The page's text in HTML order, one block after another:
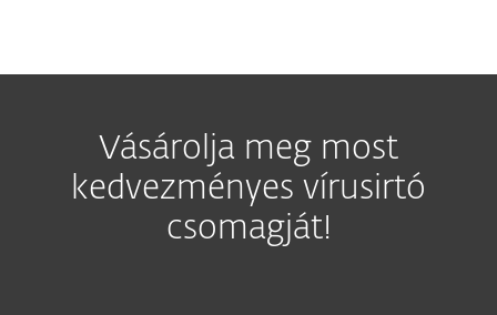
Vásárolja meg most
kedvezményes vírusirtó
csomagját!